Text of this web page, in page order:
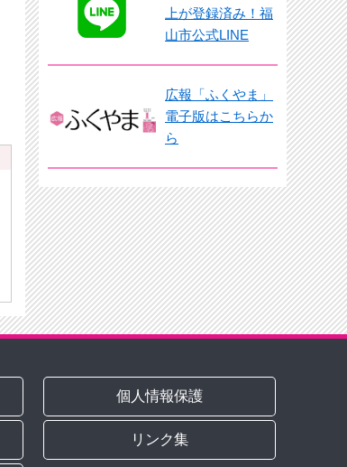
上が登録済み！福
山市公式LINE
広報「ふくやま」
電子版はこちらか
ら
個人情報保護
リンク集